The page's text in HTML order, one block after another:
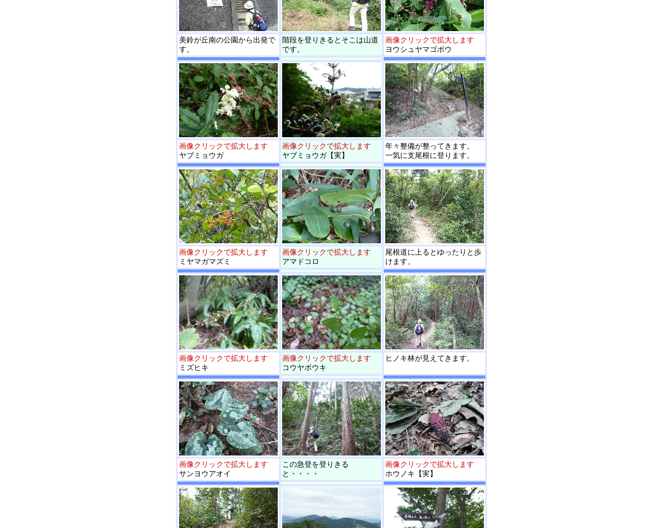
美鈴が丘南の公園から出発で
す。
階段を登りきるとそこは山道
です。
画像クリックで拡大します
ヨウシュヤマゴボウ
画像クリックで拡大します
ヤブミョウガ
画像クリックで拡大します
ヤブミョウガ【実】
年々整備が整ってきます。
一気に支尾根に登ります。
画像クリックで拡大します
ミヤマガマズミ
画像クリックで拡大します
アマドコロ
尾根道に上るとゆったりと歩
けます。
画像クリックで拡大します
ミズヒキ
画像クリックで拡大します
コウヤボウキ
ヒノキ林が見えてきます。
画像クリックで拡大します
サンヨウアオイ
この急登を登りきる
と・・・・
画像クリックで拡大します
ホウノキ【実】